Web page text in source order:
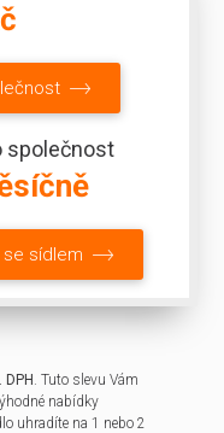
společnost
sídlem
DPH . Tuto slevu Vám
nabídky
uhradíte na 1 nebo 2